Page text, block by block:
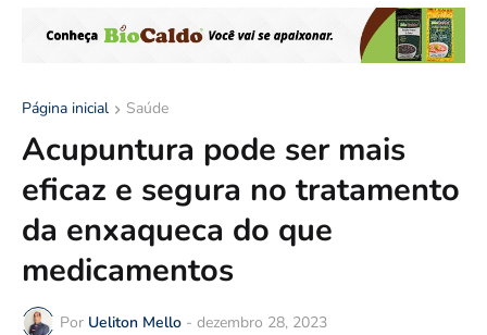
Página inicial Saúde
Acupuntura pode ser mais
eficaz e segura no tratamento
da enxaqueca do que
medicamentos
Por Ueliton Mello - dezembro 28, 2023